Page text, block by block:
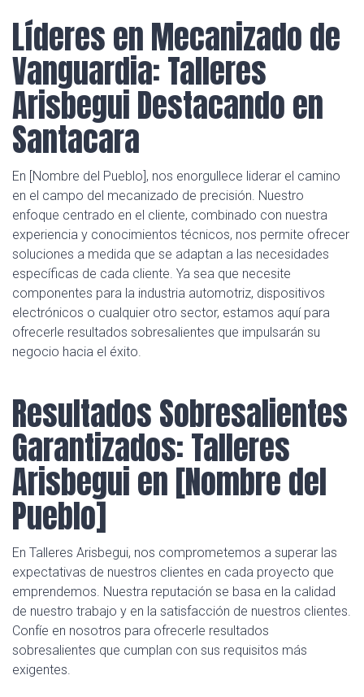
Líderes en Mecanizado de
Vanguardia: Talleres
Arisbegui Destacando en
Santacara
En [Nombre del Pueblo], nos enorgullece liderar el camino
en el campo del mecanizado de precisión. Nuestro
enfoque centrado en el cliente, combinado con nuestra
experiencia y conocimientos técnicos, nos permite ofrecer
soluciones a medida que se adaptan a las necesidades
específicas de cada cliente. Ya sea que necesite
componentes para la industria automotriz, dispositivos
electrónicos o cualquier otro sector, estamos aquí para
ofrecerle resultados sobresalientes que impulsarán su
negocio hacia el éxito.
Resultados Sobresalientes
Garantizados: Talleres
Arisbegui en [Nombre del
Pueblo]
En Talleres Arisbegui, nos comprometemos a superar las
expectativas de nuestros clientes en cada proyecto que
emprendemos. Nuestra reputación se basa en la calidad
de nuestro trabajo y en la satisfacción de nuestros clientes.
Confíe en nosotros para ofrecerle resultados
sobresalientes que cumplan con sus requisitos más
exigentes.